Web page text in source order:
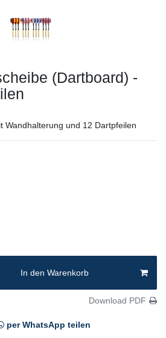
(Dartboard) -
Wandhalterung und 12 Dartpfeilen
In den Warenkorb
Download PDF
per WhatsApp teilen